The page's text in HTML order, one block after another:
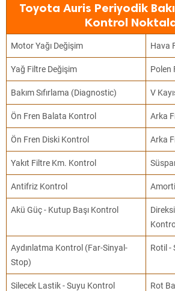
Toyota Auris Periyodik
Kontrol
Motor Yağı Değişim Hava
Yağ Filtre Değişim Polen
Bakım Sıfırlama (Diagnostic) V
Ön Fren Balata Kontrol Arka
Ön Fren Diski Kontrol Arka
Yakıt Filtre Km. Kontrol
Antifriz Kontrol
Akü Güç - Kutup Başı Kontrol
Aydınlatma Kontrol (Far-Sinyal-
Stop)
Rotil -
Silecek Lastik - Suyu Kontrol Rot